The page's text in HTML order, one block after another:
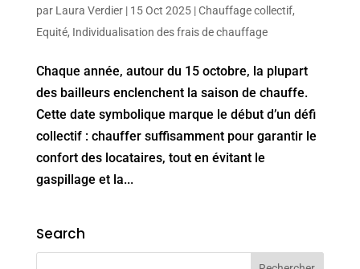
par Laura Verdier| 15 Oct 2025|Chauffage collectif,
Equité, Individualisation des frais de chauffage
Chaque année, autour du 15 octobre, la plupart
des bailleurs enclenchent la saison de chauffe.
Cette date symbolique marque le début d’un défi
collectif : chauffer suffisamment pour garantir le
confort des locataires, tout en évitan​t le
gaspillage et la...
Search